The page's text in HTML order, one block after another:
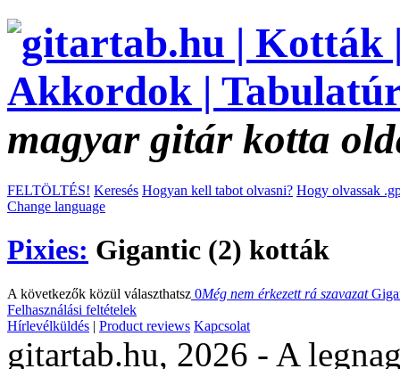
magyar gitár kotta
FELTÖLTÉS! Keresés Hogyan kell tabot olvasni? Hogy olvassak
Change language
Pixies: Gigantic (2) kották
A következők közül választhatsz 0Még nem érkezett rá szavazat
Felhasználási feltételek
Hírlevélküldés | Product reviews Kapcsolat
gitartab.hu, 2026 - A